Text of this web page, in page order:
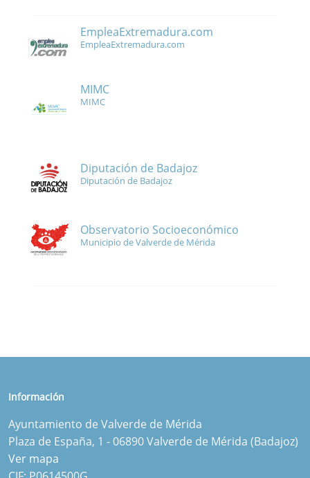
EmpleaExtremadura.com
EmpleaExtremadura.com
MIMC
MIMC
Diputación de Badajoz
Diputación de Badajoz
Observatorio Socioeconómico
Municipio de Valverde de Mérida
Información
Ayuntamiento de Valverde de Mérida
Plaza de España, 1 - 06890 Valverde de Mérida (Badajoz)
Ver mapa